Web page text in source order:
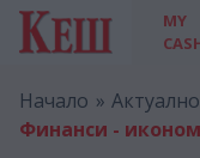
MY
Начало Актуално
Финанси -